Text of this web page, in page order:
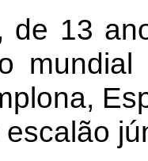
de 13